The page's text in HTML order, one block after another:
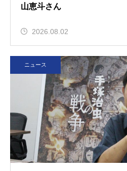
山恵斗さん
2026.08.02
ニュース